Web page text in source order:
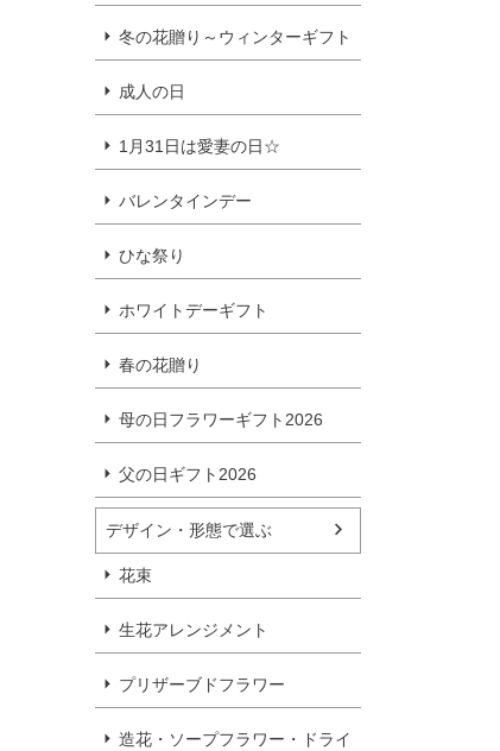
冬の花贈り～ウィンターギフト
成人の日
1月31日は愛妻の日☆
バレンタインデー
ひな祭り
ホワイトデーギフト
春の花贈り
母の日フラワーギフト2026
父の日ギフト2026
デザイン・形態で選ぶ
花束
生花アレンジメント
プリザーブドフラワー
造花・ソープフラワー・ドライ